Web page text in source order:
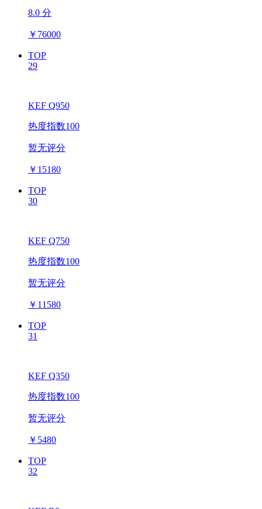
8.0 分
￥ 76000
TOP
29
KEF Q950
热度指数100
暂无评分
￥ 15180
TOP
30
KEF Q750
热度指数100
暂无评分
￥ 11580
TOP
31
KEF Q350
热度指数100
暂无评分
￥ 5480
TOP
32